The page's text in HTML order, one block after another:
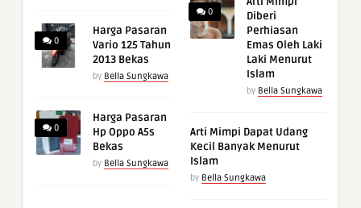
0
Harga Pasaran
Vario 125 Tahun
2013 Bekas
by Bella Sungkawa
0
Harga Pasaran
Hp Oppo A5s
Bekas
by Bella Sungkawa
0
Diberi
Perhiasan
Emas Oleh Laki
Laki Menurut
Islam
by Bella Sungkawa
Arti Mimpi Dapat Udang
Kecil Banyak Menurut
Islam
by Bella Sungkawa